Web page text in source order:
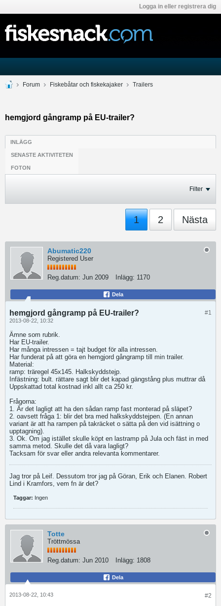
Logga in eller registrera dig
Forum Fiskebåtar och fiskekajaker Trailers
hemgjord gångramp på EU-trailer?
INLÄGG
SENASTE AKTIVITETEN
FOTON
Filter
1 2 Nästa
Abumatic220
Registered User
Reg.datum: Jun 2009 Inlägg: 1170
Dela
#1
hemgjord gångramp på EU-trailer?
2013-08-22, 10:32
Ämne som rubrik.
Har EU-trailer.
Har många intressen = tajt budget för alla intressen.
Har funderat på att göra en hemgjord gångramp till min trailer.
Material:
ramp: träregel 45x145. Halkskyddstejp.
Infästning: bult. rättare sagt blir det kapad gängstång plus muttrar då
Uppskattad total kostnad inkl allt ca 250 kr.
Frågorna:
1. Är det lagligt att ha den sådan ramp fast monterad på släpet?
2. oavsett fråga 1: blir det bra med halkskyddstejpen. (En annan
variant är att ha rampen på takräcket o sätta på den vid isättning o
upptagning).
3. Ok. Om jag istället skulle köpt en lastramp på Jula och fäst in med
samma metod. Skulle det då vara lagligt?
Tacksam för svar eller andra relevanta kommentarer.
Jag tror på Leif. Dessutom tror jag på Göran, Erik och Elanen. Robert
Lind i Kramfors, vem fn är det?
Taggar: Ingen
Totte
Tröttmössa
Reg.datum: Jun 2010 Inlägg: 1808
Dela
#2
2013-08-22, 10:43